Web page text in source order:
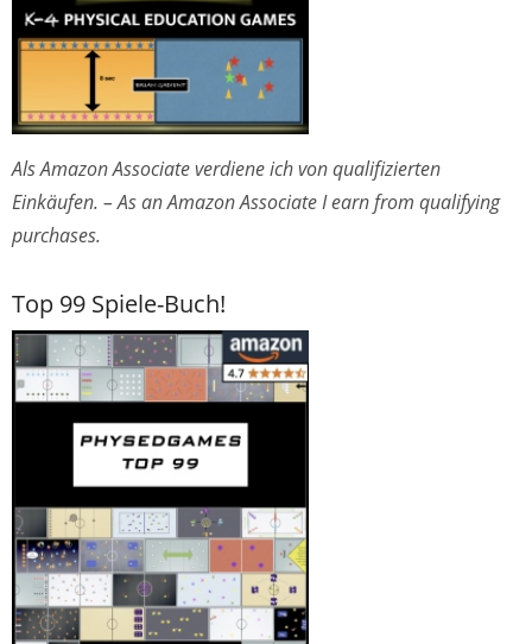
Als Amazon Associate verdiene ich von qualifizierten
Einkäufen. – As an Amazon Associate I earn from qualifying
purchases.
Top 99 Spiele-Buch!